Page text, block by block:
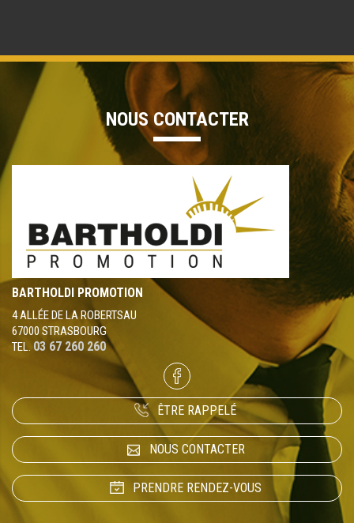
NOUS CONTACTER
BARTHOLDI PROMOTION
4 ALLÉE DE LA ROBERTSAU
67000 STRASBOURG
TEL. 03 67 260 260
ÊTRE RAPPELÉ
NOUS CONTACTER
PRENDRE RENDEZ-VOUS